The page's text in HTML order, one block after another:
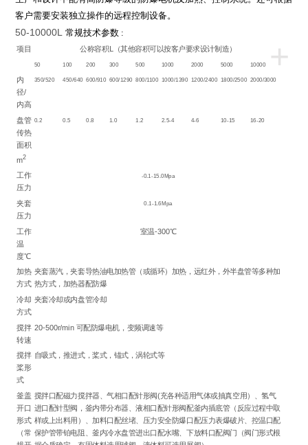
客户需要安装独立操作的远程控制设备。
50-10000L常规技术参数 :
+
项目 公称容积L（其他容积可以按客户要求设计制造）
50 100 200 300 500 1000 2000 5000 10000
内
径/
内高
350/520 450/640 600/910 600/1290 800/1100 1000/1390 1200/2400 1800/2500 2000/3000
盘管
传热
面积
m2
0.2 0.5 0.8 1.0 1.2 2.5-4 4-6 10-15 16-20
工作
压力
-0.1-15.0Mpa
夹套
压力
0.1-1.6Mpa
工作
温
度℃
室温-300℃
加热
方式
夹套蒸汽，夹套导热油电加热管（或循环）加热，远红外，外半盘管等多种加
热方式，加热器配防爆
冷却
方式
夹套冷却或内盘管冷却
搅拌
转速
20-500r/min 可配防爆电机，变频调速等
搅拌
桨形
式
自吸式，推进式，桨式，锚式，涡轮式等
釜盖
开口
形式
（常
搅拌口配磁力搅拌器、气相口配针形阀(充各种适用气体或抽真空用）、氢气
进口配针型阀，釜内带分布器、液相口配针形阀配釜内插底管（反应过程中取
样或上出料用）、加料口配丝堵、压力安全防爆口配压力表爆破片、控温口配
保护管带铂电阻、釜内冷水盘管进出口配水嘴、下放料口配阀门（阀门形式根